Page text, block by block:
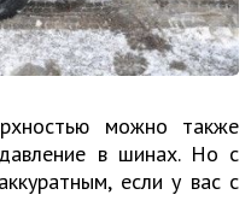
можно также
давление в шинах. Но с
если у вас с